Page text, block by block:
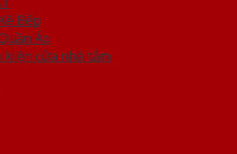
Bếp
Áo
kiện cửa nhà tắm